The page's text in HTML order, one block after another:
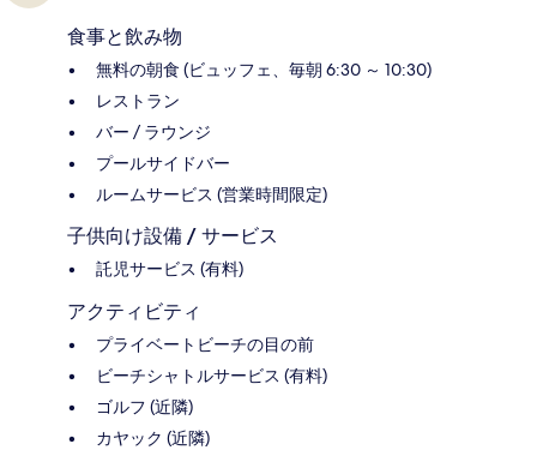
食事と飲み物
無料の朝食 (ビュッフェ、毎朝 6:30 ～ 10:30)
レストラン
バー / ラウンジ
プールサイドバー
ルームサービス (営業時間限定)
子供向け設備 / サービス
託児サービス (有料)
アクティビティ
プライベートビーチの目の前
ビーチシャトルサービス (有料)
ゴルフ (近隣)
カヤック (近隣)